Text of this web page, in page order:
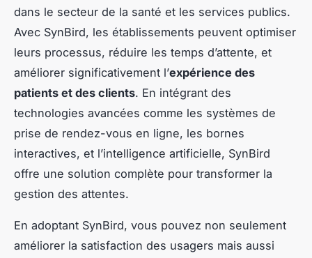
dans le secteur de la santé et les services publics.
Avec SynBird, les établissements peuvent optimiser
leurs processus, réduire les temps d’attente, et
améliorer significativement l’expérience des
patients et des clients. En intégrant des
technologies avancées comme les systèmes de
prise de rendez-vous en ligne, les bornes
interactives, et l’intelligence artificielle, SynBird
offre une solution complète pour transformer la
gestion des attentes.
En adoptant SynBird, vous pouvez non seulement
améliorer la satisfaction des usagers mais aussi